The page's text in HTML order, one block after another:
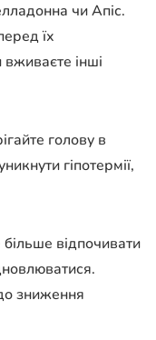
чи Апіс.
їх
інші
голову в
гіпотермії,
відпочивати
зниження